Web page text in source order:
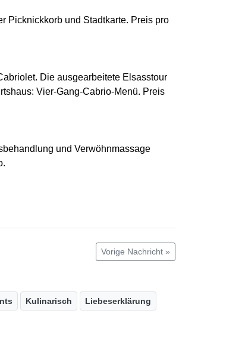
Picknickkorb und Stadtkarte. Preis pro
Die ausgearbeitete Elsasstour
Vier-Gang-Cabrio-Menü. Preis
und Verwöhnmassage
Vorige Nachricht »
Kulinarisch
Liebeserklärung